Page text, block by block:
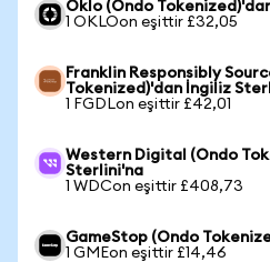
Oklo (Ondo
1 OKLOon eşittir £32,05
Franklin Responsibly
Tokenized)'dan İngiliz
1 FGDLon eşittir £42,01
Western Digital (Ondo
Sterlini'na
1 WDCon eşittir £408,73
GameStop (Ondo
1 GMEon eşittir £14,46